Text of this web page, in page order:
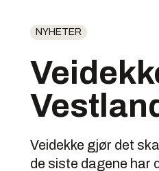
NYHETER
Veidekke gjør det
de siste dagene har